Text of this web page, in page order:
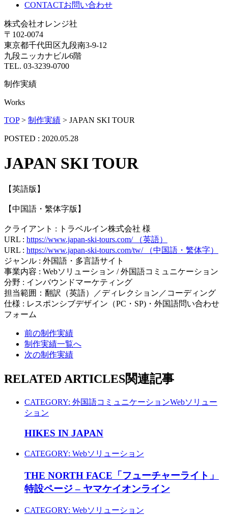
CONTACTお問い合わせ
株式会社オレンジ社
〒102-0074
東京都千代田区九段南3-9-12
九段ニッカナビル6階
TEL. 03-3239-0700
制作実績
Works
TOP> 制作実績 > JAPAN SKI TOUR
POSTED : 2020.05.28
JAPAN SKI TOUR
【英語版】
【中国語・繁体字版】
クライアント : トラベルイン株式会社 様
URL : https://www.japan-ski-tours.com/ （英語）
URL : https://www.japan-ski-tours.com/tw/ （中国語・繁体字）
ジャンル : 外国語・多言語サイト
事業内容 : Webソリューション / 外国語コミュニケーション
分野 : インバウンドマーケティング
担当範囲：翻訳（英語）／ディレクション／コーディング
仕様 : レスポンシブデザイン（PC・SP)・外国語問い合わせ
フォーム
前の制作実績
制作実績一覧へ
次の制作実績
RELATED ARTICLES関連記事
CATEGORY: 外国語コミュニケーションWebソリュー
ション
HIKES IN JAPAN
CATEGORY: Webソリューション
THE NORTH FACE「フューチャーライト」
特設ページ – ヤマケイオンライン
CATEGORY: Webソリューション